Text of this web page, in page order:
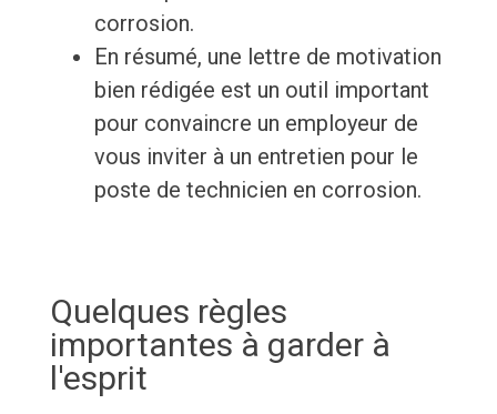
corrosion.
En résumé, une lettre de motivation
bien rédigée est un outil important
pour convaincre un employeur de
vous inviter à un entretien pour le
poste de technicien en corrosion.
Quelques règles
importantes à garder à
l'esprit